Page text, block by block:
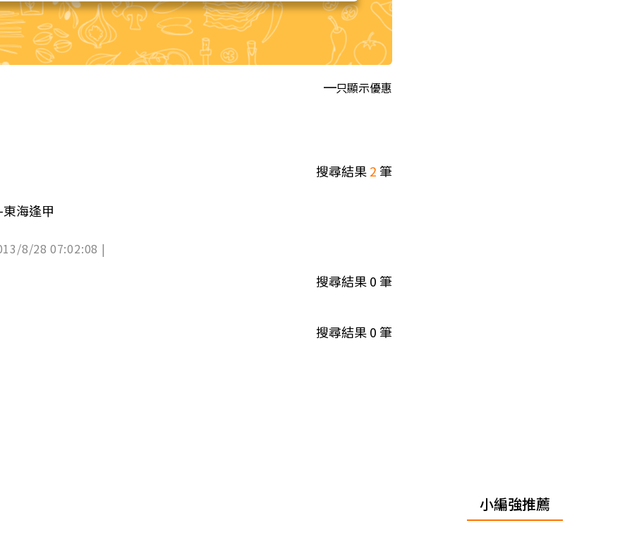
只顯示優惠
搜尋結果2筆
海逢甲
8/28 07:02:08 |
搜尋結果0筆
搜尋結果0筆
小編強推薦